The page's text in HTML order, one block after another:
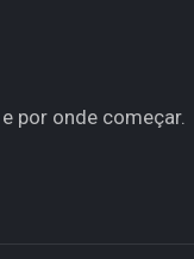
por onde começar.